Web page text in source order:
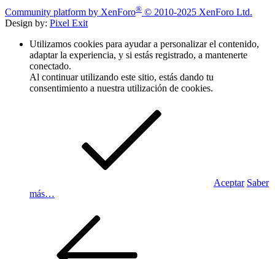
Community platform by XenForo® © 2010-2025 XenForo Ltd.
Design by: Pixel Exit
Utilizamos cookies para ayudar a personalizar el contenido,
adaptar la experiencia, y si estás registrado, a mantenerte
conectado.
Al continuar utilizando este sitio, estás dando tu
consentimiento a nuestra utilización de cookies.
Aceptar Saber
más…